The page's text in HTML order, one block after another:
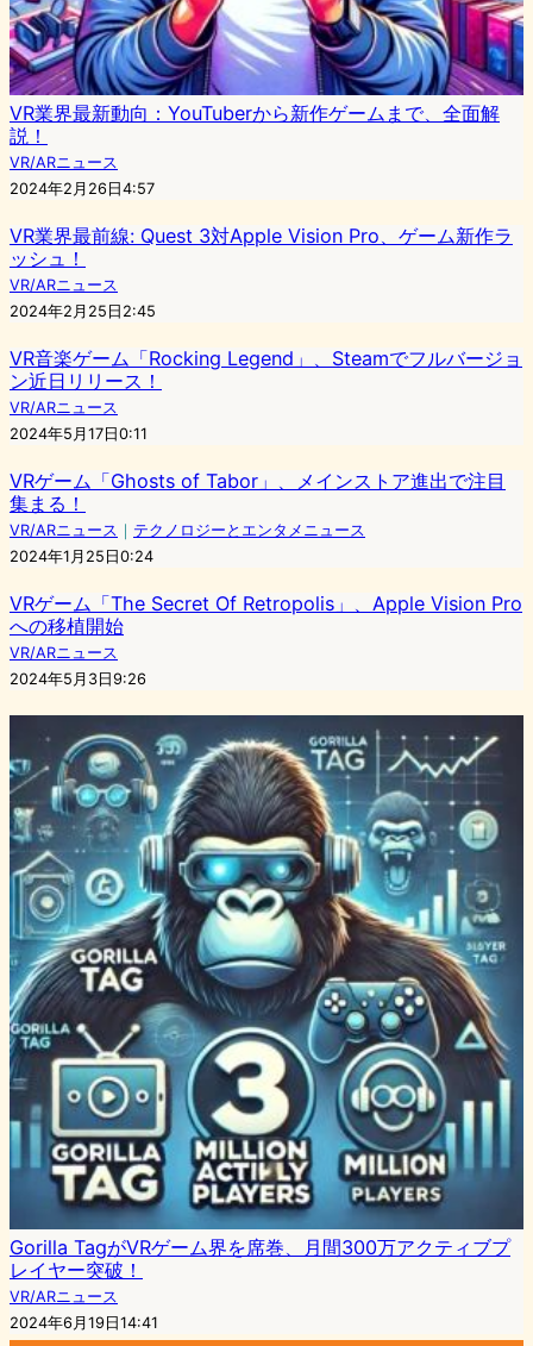
VR業界最新動向：YouTuberから新作ゲームまで、全面解
説！
VR/ARニュース
2024年2月26日4:57
VR業界最前線: Quest 3対Apple Vision Pro、ゲーム新作ラ
ッシュ！
VR/ARニュース
2024年2月25日2:45
VR音楽ゲーム「Rocking Legend」、Steamでフルバージョ
ン近日リリース！
VR/ARニュース
2024年5月17日0:11
VRゲーム「Ghosts of Tabor」、メインストア進出で注目
集まる！
VR/ARニュース ｜ テクノロジーとエンタメニュース
2024年1月25日0:24
VRゲーム「The Secret Of Retropolis」、Apple Vision Pro
への移植開始
VR/ARニュース
2024年5月3日9:26
Gorilla TagがVRゲーム界を席巻、月間300万アクティブプ
レイヤー突破！
VR/ARニュース
2024年6月19日14:41